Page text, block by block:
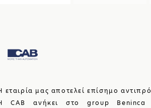
εταιρία μας αποτελεί επίσημο
CAB ανήκει στο group Beninca